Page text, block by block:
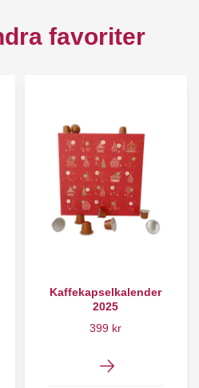
favoriter
Kaffekapselkalender
2025
399 kr